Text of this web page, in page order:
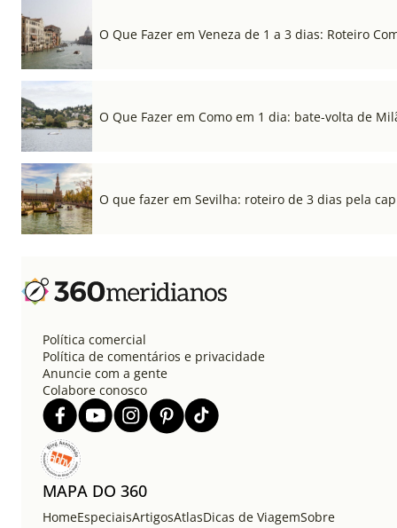
O Que Fazer em Veneza de 1 a 3 dias: Roteiro
O Que Fazer em Como em 1 dia: bate-volta de
O que fazer em Sevilha: roteiro de 3 dias pela
Política comercial
Política de comentários e privacidade
Anuncie com a gente
Colabore conosco
MAPA DO 360
HomeEspeciaisArtigosAtlasDicas de ViagemSobre